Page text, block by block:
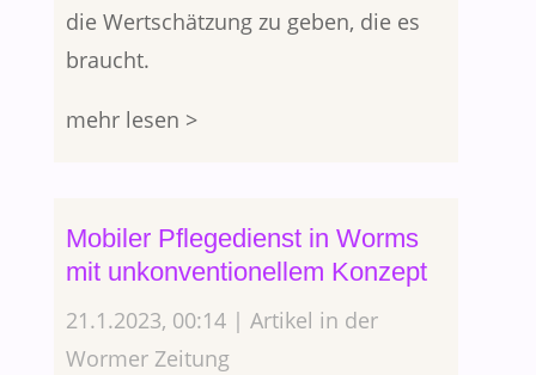
die Wertschätzung zu geben, die es
braucht.
mehr lesen >
Mobiler Pflegedienst in Worms
mit unkonventionellem Konzept
21.1.2023, 00:14 | Artikel in der
Wormer Zeitung